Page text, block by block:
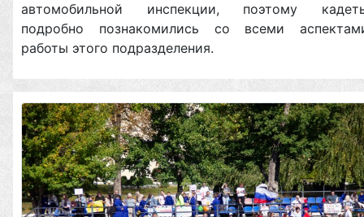
автомобильной инспекции, поэтому
подробно познакомились со всеми
работы этого подразделения.